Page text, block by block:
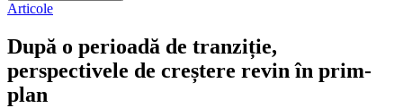
Articole
După o perioadă de tranziție,
perspectivele de creștere revin în prim-
plan